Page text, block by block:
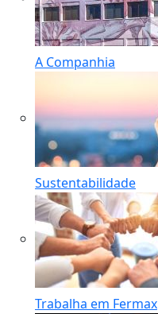
A Companhia
Sustentabilidade
Trabalha em Fermax